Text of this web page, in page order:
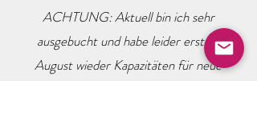
ACHTUNG: Aktuell bin ich sehr
ausgebucht und habe leider erst ab
August wieder Kapazitäten für neue